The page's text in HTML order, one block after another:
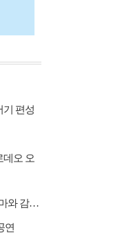
기 편성
데오 오
'전설의 사내' 장한별, 가요제 출신 엄마와 감동 듀엣
연